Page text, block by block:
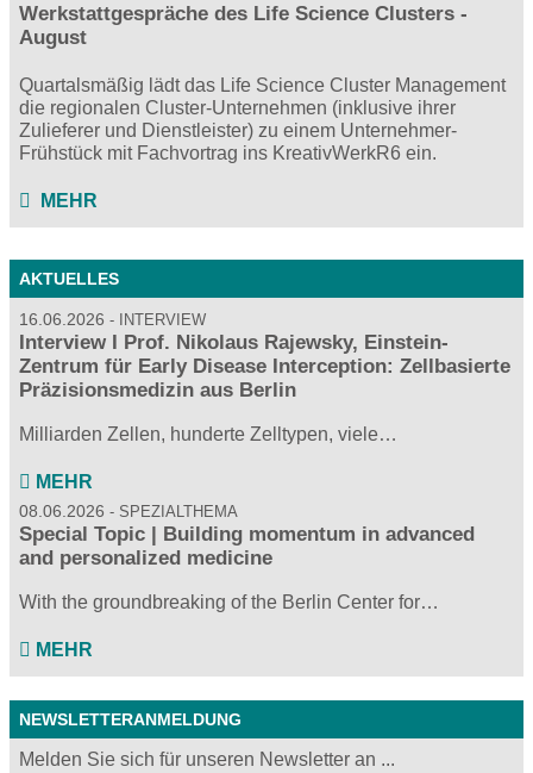
Werkstattgespräche des Life Science Clusters -
August
Quartalsmäßig lädt das Life Science Cluster Management
die regionalen Cluster-Unternehmen (inklusive ihrer
Zulieferer und Dienstleister) zu einem Unternehmer-
Frühstück mit Fachvortrag ins KreativWerkR6 ein.
MEHR
AKTUELLES
16.06.2026 INTERVIEW
Interview I Prof. Nikolaus Rajewsky, Einstein-
Zentrum für Early Disease Interception: Zellbasierte
Präzisionsmedizin aus Berlin
Milliarden Zellen, hunderte Zelltypen, viele…
MEHR
08.06.2026 SPEZIALTHEMA
Special Topic | Building momentum in advanced
and personalized medicine
With the groundbreaking of the Berlin Center for…
MEHR
NEWSLETTERANMELDUNG
Melden Sie sich für unseren Newsletter an ...